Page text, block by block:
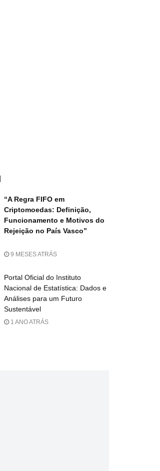
“A Regra FIFO em
Criptomoedas: Definição,
Funcionamento e Motivos do
Rejeição no País Vasco”
9 MESES ATRÁS
Portal Oficial do Instituto
Nacional de Estatística: Dados e
Análises para um Futuro
Sustentável
1 ANO ATRÁS